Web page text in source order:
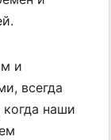
и
всегда
наши